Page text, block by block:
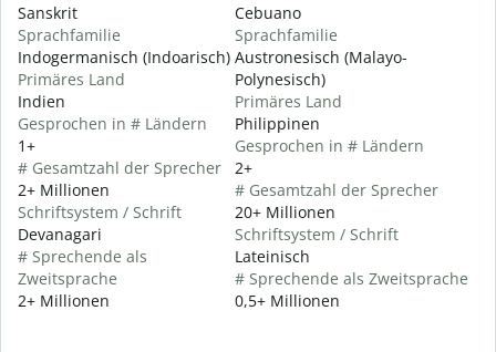
Sanskrit
Sprachfamilie
Indogermanisch (Indoarisch)
Primäres Land
Indien
Gesprochen in # Ländern
1+
# Gesamtzahl der Sprecher
2+ Millionen
Schriftsystem / Schrift
Devanagari
# Sprechende als
Zweitsprache
2+ Millionen
Cebuano
Sprachfamilie
Austronesisch (Malayo-
Polynesisch)
Primäres Land
Philippinen
Gesprochen in # Ländern
2+
# Gesamtzahl der Sprecher
20+ Millionen
Schriftsystem / Schrift
Lateinisch
# Sprechende als Zweitsprache
0,5+ Millionen